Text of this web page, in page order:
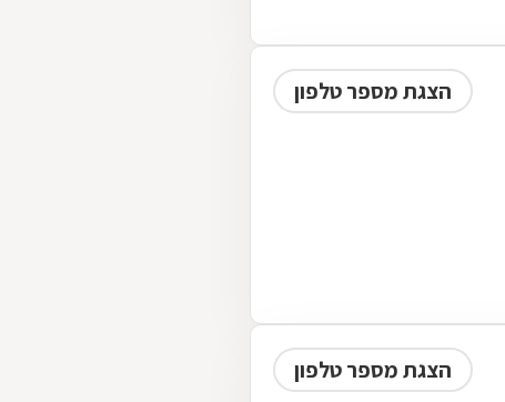
הצגת מספר טלפון
הצגת מספר טלפון